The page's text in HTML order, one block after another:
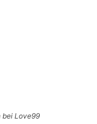
bei Love99